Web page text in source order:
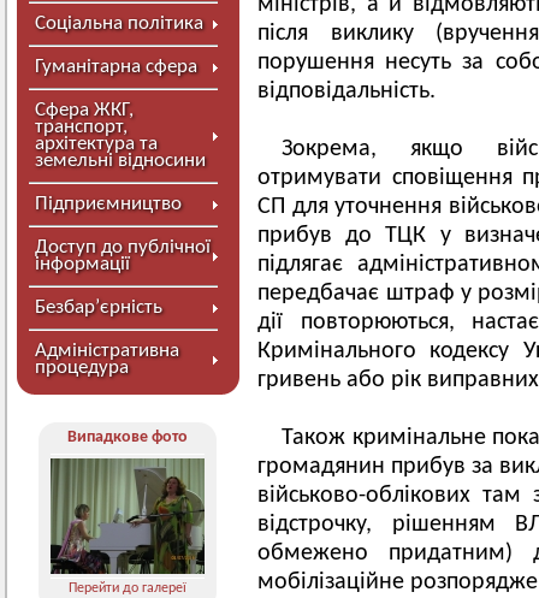
Соціальна політика
Гуманітарна сфера
Сфера ЖКГ,
транспорт,
архітектура та
земельні відносини
Підприємництво
Доступ до публічної
інформації
Безбар’єрність
Адміністративна
процедура
Випадкове фото
Перейти до галереї
міністрів, а й
після виклику
порушення несуть за
відповідальність.
Зокрема, якщо
отримувати сповіщення
СП для уточнення
прибув до ТЦК у
підлягає
передбачає штраф у
дії повторюються,
Кримінального
гривень або рік
Також кримінальне
громадянин прибув за
військово-облікових
відстрочку, рішенням
обмежено придатним)
мобілізаційне